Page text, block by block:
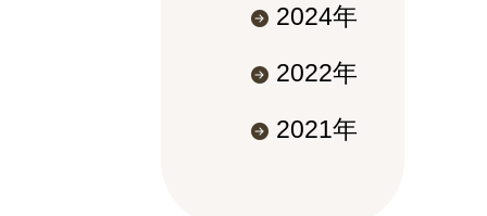
2024年
2022年
2021年